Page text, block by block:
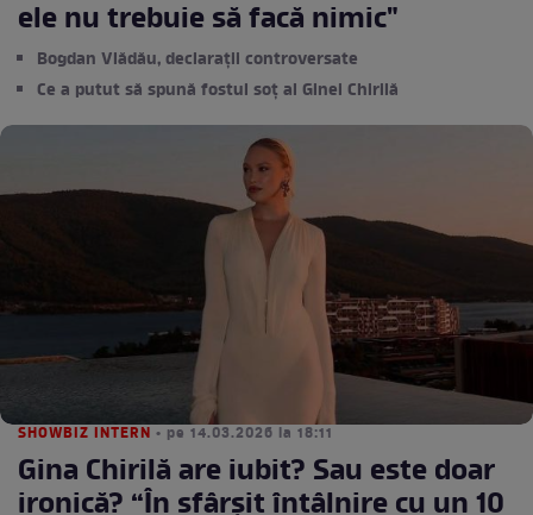
ele nu trebuie să facă nimic"
Bogdan Vlădău, declarații controversate
Ce a putut să spună fostul soț al Ginei Chirilă
SHOWBIZ INTERN • pe 14.03.2026 la 18:11
Gina Chirilă are iubit? Sau este doar
ironică? “În sfârșit întâlnire cu un 10